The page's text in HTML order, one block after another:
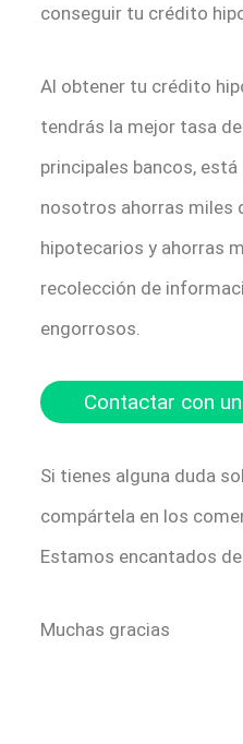
conseguir tu crédito
Al obtener tu crédito
tendrás la mejor tasa
principales bancos,
nosotros ahorras miles
hipotecarios y ahorras
recolección de
engorrosos.
Contactar con
Si tienes alguna duda
compártela en los
Estamos encantados
Muchas gracias